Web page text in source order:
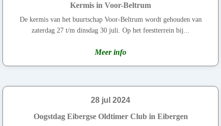
Kermis in Voor-Beltrum
De kermis van het buurtschap Voor-Beltrum wordt gehouden van
zaterdag 27 t/m dinsdag 30 juli. Op het feestterrein bij...
Meer info
28 jul 2024
Oogstdag Eibergse Oldtimer Club in Eibergen